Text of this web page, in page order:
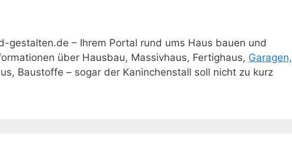
gestalten.de – Ihrem Portal rund ums Haus bauen und
über Hausbau, Massivhaus, Fertighaus, Garagen,
Baustoffe – sogar der Kaninchenstall soll nicht zu kurz